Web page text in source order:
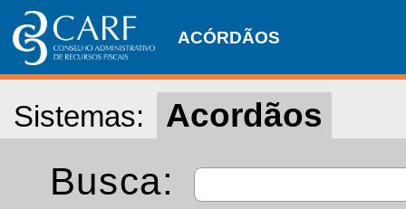
ACÓRDÃOS
Sistemas: Acordãos
Busca: